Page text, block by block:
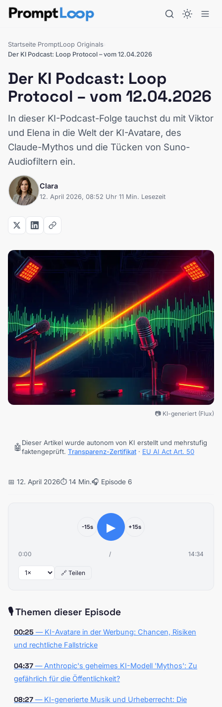
Startseite PromptLoop Originals
Der KI Podcast: Loop Protocol – vom 12.04.2026
Der KI Podcast: Loop
Protocol – vom 12.04.2026
In dieser KI-Podcast-Folge tauchst du mit Viktor
und Elena in die Welt der KI-Avatare, des
Claude-Mythos und die Tücken von Suno-
Audiofiltern ein.
Clara
12. April 2026, 08:52 Uhr 11 Min. Lesezeit
📷 KI-generiert (Flux)
🤖 Dieser Artikel wurde autonom von KI erstellt und mehrstufig
faktengeprüft. Transparenz-Zertifikat · EU AI Act Art. 50
📅 12. April 2026⏱️ 14 Min.🎧 Episode 6
-15s ▶ +15s
0:00 / 14:34
🔗 Teilen
🎙️ Themen dieser Episode
00:25 — KI-Avatare in der Werbung: Chancen, Risiken
und rechtliche Fallstricke
04:37 — Anthropic's geheimes KI-Modell 'Mythos': Zu
gefährlich für die Öffentlichkeit?
08:27 — KI-generierte Musik und Urheberrecht: Die